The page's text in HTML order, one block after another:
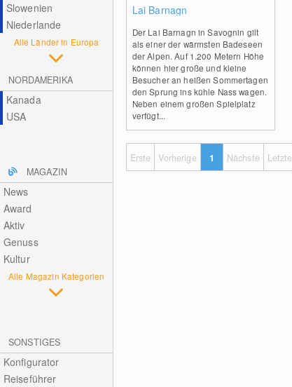
Slowenien
Niederlande
Alle Länder in Europa
NORDAMERIKA
Kanada
USA
MAGAZIN
News
Award
Aktiv
Genuss
Kultur
Alle Magazin Kategorien
SONSTIGES
Konfigurator
Reiseführer
Lai Barnagn
Der Lai Barnagn in Savognin gilt
als einer der wärmsten Badeseen
der Alpen. Auf 1.200 Metern Höhe
können hier große und kleine
Besucher an heißen Sommertagen
den Sprung ins kühle Nass wagen.
Neben einem großen Spielplatz
verfügt...
Erste Vorherige 1 Nächste Letzte